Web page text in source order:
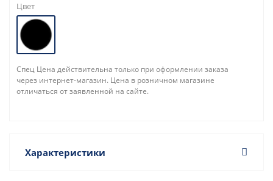
Цвет
Спец Цена действительна только при оформлении заказа
через интернет-магазин. Цена в розничном магазине
отличаться от заявленной на сайте.
Характеристики